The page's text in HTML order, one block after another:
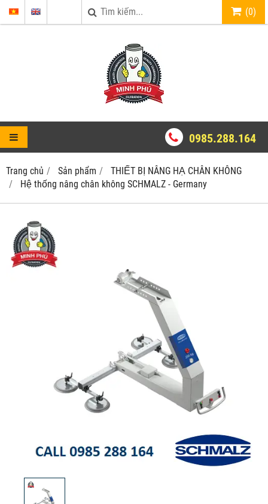
(0)
0985.288.164
Trang chủ Sản phẩm
THIẾT BỊ NÂNG HẠ CHÂN KHÔNG
Hệ thống nâng chân không SCHMALZ - Germany